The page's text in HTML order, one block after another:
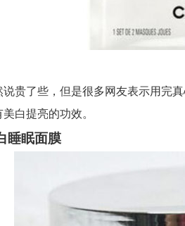
了些，但是很多网友表示用完真
白提亮的功效。
睡眠面膜